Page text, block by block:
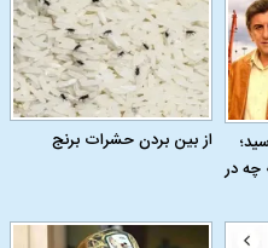
چه در
از بین بردن حشرات برنج